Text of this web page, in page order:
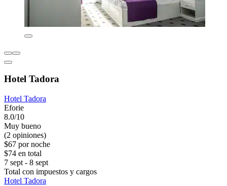
Hotel Tadora
Hotel Tadora
Eforie
8.0/10
Muy bueno
(2 opiniones)
$67 por noche
$74 en total
7 sept - 8 sept
Total con impuestos y cargos
Hotel Tadora